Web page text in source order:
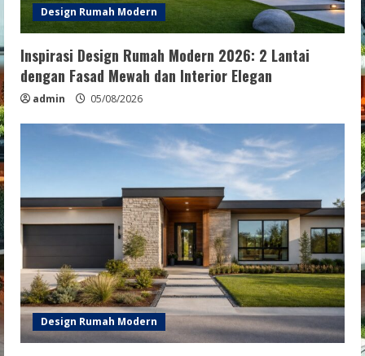
Design Rumah Modern
Inspirasi Design Rumah Modern 2026: 2 Lantai
dengan Fasad Mewah dan Interior Elegan
admin 05/08/2026
Design Rumah Modern